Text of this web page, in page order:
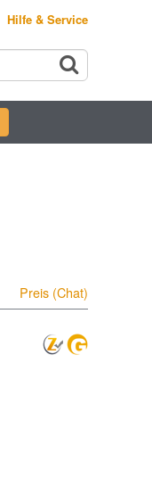
Hilfe & Service
Preis (Chat)